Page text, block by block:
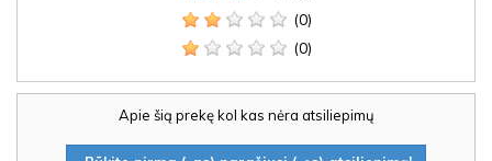
(0)
(0)
Apie šią prekę kol kas nėra atsiliepimų